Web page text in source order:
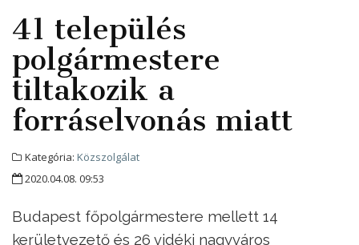
41 település
polgármestere
tiltakozik a
forráselvonás miatt
Kategória: Közszolgálat
2020.04.08. 09:53
Budapest főpolgármestere mellett 14
kerületvezető és 26 vidéki nagyváros